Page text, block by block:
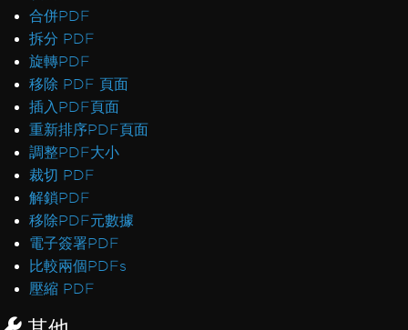
合併PDF
拆分 PDF
旋轉PDF
移除 PDF 頁面
插入PDF頁面
重新排序PDF頁面
調整PDF大小
裁切 PDF
解鎖PDF
移除PDF元數據
電子簽署PDF
比較兩個PDFs
壓縮 PDF